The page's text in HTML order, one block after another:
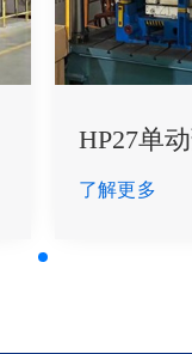
HP27单
了解更多